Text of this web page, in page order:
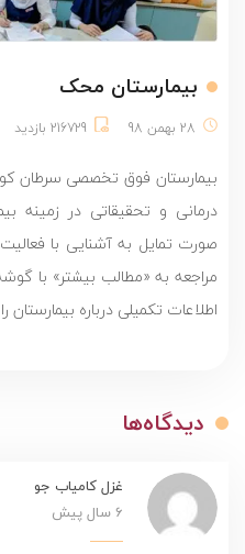
بیمارستان محک
28 بهمن 98 216729 بازدید
بیمارستان فوق تخصصی سرطان
درمانی و تحقیقاتی در زمینه
صورت تمایل به آشنایی با
مراجعه به «مطالب بیشتر» با
اطلاعات تکمیلی درباره بیمارستان
دیدگاه‌ها
غزل کامیاب جو
6 سال پیش